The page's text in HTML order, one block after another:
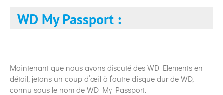
WD My Passport :
Maintenant que nous avons discuté des WD Elements en
détail, jetons un coup d’œil à l’autre disque dur de WD,
connu sous le nom de WD My Passport.